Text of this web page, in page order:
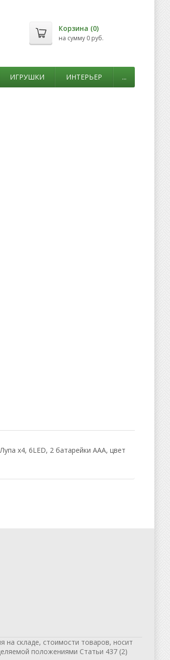
Корзина (0)
на сумму 0 руб.
ИГРУШКИ ИНТЕРЬЕР ...
х4, 6LED, 2 батарейки ААА, цвет
на складе, стоимости товаров, носит
положениями Статьи 437 (2)